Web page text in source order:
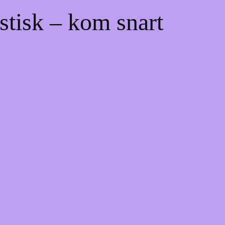
– kom snart